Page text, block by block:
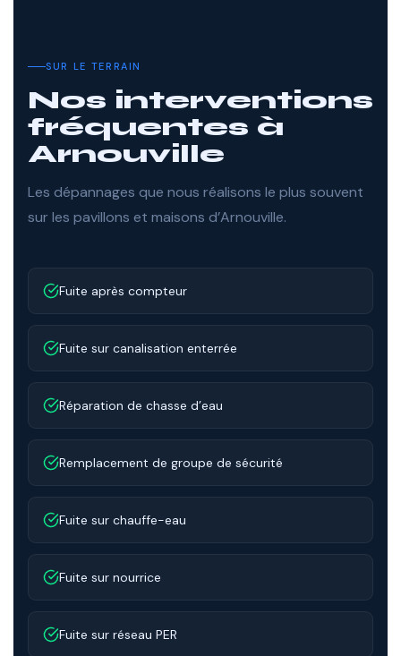
SUR LE TERRAIN
Nos interventions
fréquentes à
Arnouville
Les dépannages que nous réalisons le plus souvent
sur les pavillons et maisons d’Arnouville.
Fuite après compteur
Fuite sur canalisation enterrée
Réparation de chasse d’eau
Remplacement de groupe de sécurité
Fuite sur chauffe-eau
Fuite sur nourrice
Fuite sur réseau PER